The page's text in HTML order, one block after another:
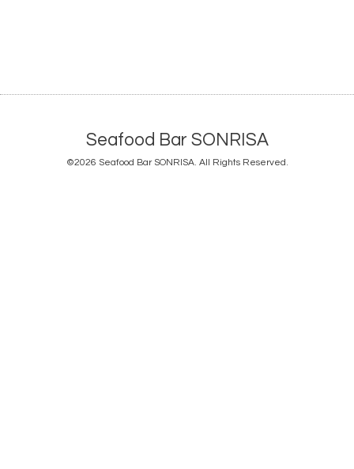
Seafood Bar SONRISA
©2026 Seafood Bar SONRISA. All Rights Reserved.